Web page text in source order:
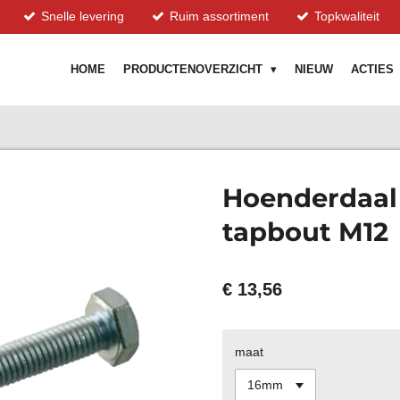
Snelle levering Ruim assortiment Topkwaliteit
HOME PRODUCTENOVERZICHT NIEUW ACTIES
tapbout M12
€ 13,56
maat